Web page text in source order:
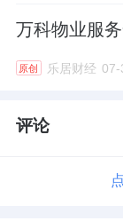
万科物业服
原创 乐居财经 07-
评论